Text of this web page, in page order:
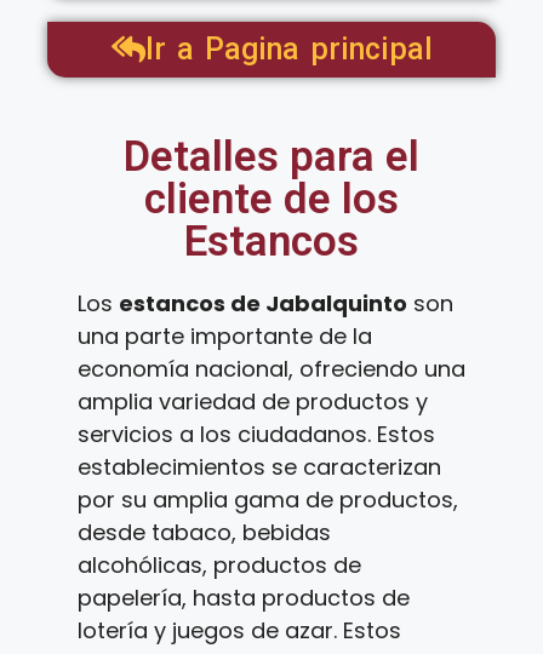
Ir a Pagina principal
Detalles para el
cliente de los
Estancos
Los estancos de Jabalquinto son
una parte importante de la
economía nacional, ofreciendo una
amplia variedad de productos y
servicios a los ciudadanos. Estos
establecimientos se caracterizan
por su amplia gama de productos,
desde tabaco, bebidas
alcohólicas, productos de
papelería, hasta productos de
lotería y juegos de azar. Estos